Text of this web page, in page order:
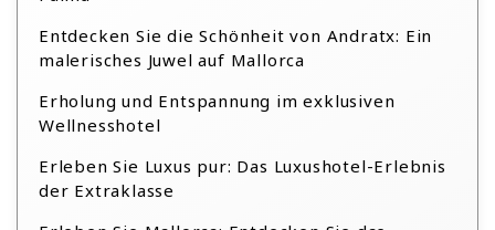
Entdecken Sie die Schönheit von Andratx: Ein
malerisches Juwel auf Mallorca
Erholung und Entspannung im exklusiven
Wellnesshotel
Erleben Sie Luxus pur: Das Luxushotel-Erlebnis
der Extraklasse